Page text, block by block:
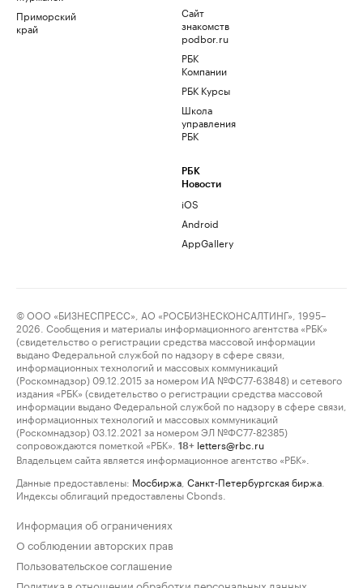
Приморский
край
Сайт
знакомств
podbor.ru
РБК
Компании
РБК Курсы
Школа
управления
РБК
РБК
Новости
iOS
Android
AppGallery
© ООО «БИЗНЕСПРЕСС», АО «РОСБИЗНЕСКОНСАЛТИНГ», 1995–
2026. Сообщения и материалы информационного агентства «РБК»
(свидетельство о регистрации средства массовой информации
выдано Федеральной службой по надзору в сфере связи,
информационных технологий и массовых коммуникаций
(Роскомнадзор) 09.12.2015 за номером ИА №ФС77-63848) и сетевого
издания «РБК» (свидетельство о регистрации средства массовой
информации выдано Федеральной службой по надзору в сфере связи,
информационных технологий и массовых коммуникаций
(Роскомнадзор) 03.12.2021 за номером ЭЛ №ФС77-82385)
сопровождаются пометкой «РБК».
18+ letters@rbc.ru
Владельцем сайта является информационное агентство «РБК».
Данные предоставлены: Мосбиржа Санкт-Петербургская биржа
Индексы облигаций предоставлены Cbonds.
Информация об ограничениях
О соблюдении авторских прав
Пользовательское соглашение
Политика в отношении обработки персональных данных